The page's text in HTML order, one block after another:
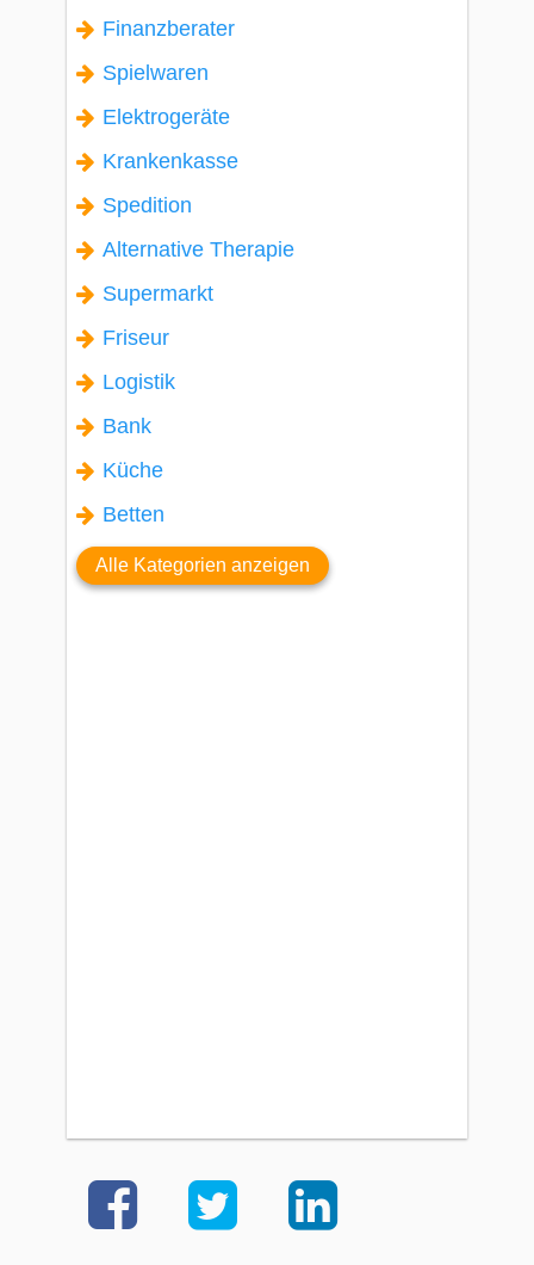
Finanzberater
Spielwaren
Elektrogeräte
Krankenkasse
Spedition
Alternative Therapie
Supermarkt
Friseur
Logistik
Bank
Küche
Betten
Alle Kategorien anzeigen